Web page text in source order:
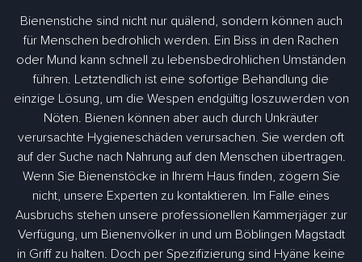
Bienenstiche sind nicht nur quälend, sondern können auch
für Menschen bedrohlich werden. Ein Biss in den Rachen
oder Mund kann schnell zu lebensbedrohlichen Umständen
führen. Letztendlich ist eine sofortige Behandlung die
einzige Lösung, um die Wespen endgültig loszuwerden von
Nöten. Bienen können aber auch durch Unkräuter
verursachte Hygieneschäden verursachen. Sie werden oft
auf der Suche nach Nahrung auf den Menschen übertragen.
Wenn Sie Bienenstöcke in Ihrem Haus finden, zögern Sie
nicht, unsere Experten zu kontaktieren. Im Falle eines
Ausbruchs stehen unsere professionellen Kammerjäger zur
Verfügung, um Bienenvölker in und um Böblingen Magstadt
in Griff zu halten. Doch per Spezifizierung sind Hyäne keine